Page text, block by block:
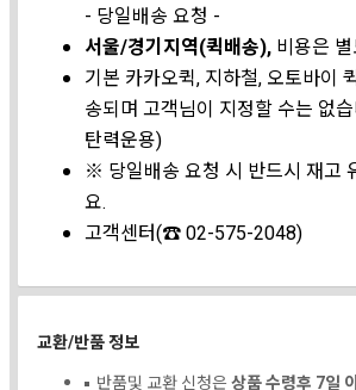
- 당일배송 요청 -
서울/경기지역(퀵배송), 비용은
기본 카카오퀵, 지하철, 오토바이
송되며 고객님이 지정할 수는 없
탄력운용)
※ 당일배송 요청 시 반드시 재고
요.
고객센터(☎ 02-575-2048)
교환/반품 정보
반품및 교환 신청은상품 수령후 7일